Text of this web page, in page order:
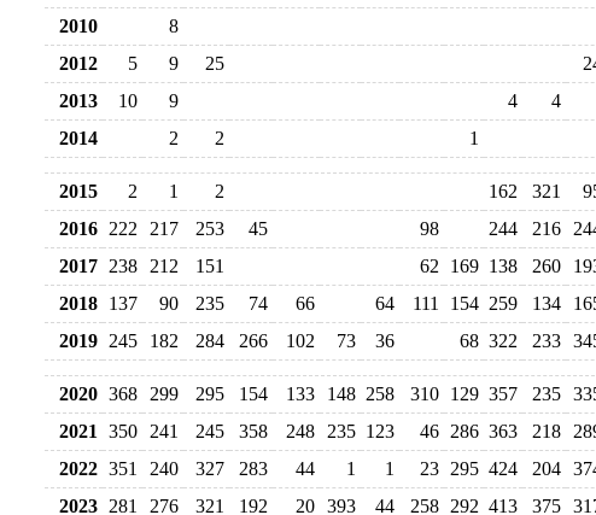
2010
8
2012
5 9 25
2013
10 9 4
4
2014
2 2 1
2015 2 1 2 162 321
2016 222 217 253 45 98 244 216
2017 238 212 151 62 169 138 260
2018 137 90 235 74 66 64 111 154 259 134
2019 245 182 284 266 102 73 36 68 322 233
2020 368 299 295 154 133 148 258 310 129 357 235
2021
350 241 245 358 248 235 123 46 286 363 218
2022 351 240 327 283 44 1 1 23 295 424 204
2023 281 276 321 192 20 393 44 258 292 413 375